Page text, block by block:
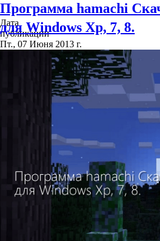
Программа hamachi
для Windows Xp, 7, 8.
Дата
публикации
Пт., 07 Июня 2013 г.